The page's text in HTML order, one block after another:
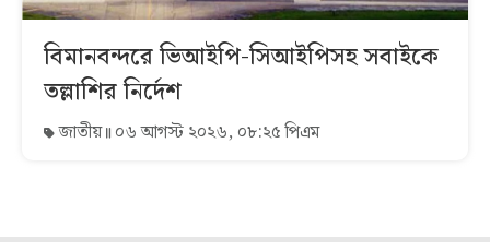
বিমানবন্দরে ভিআইপি-সিআইপিসহ সবাইকে
তল্লাশির নির্দেশ
জাতীয় ০৬ আগস্ট ২০২৬, ০৮:২৫ পিএম